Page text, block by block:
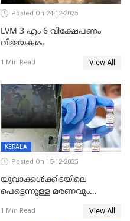
Posted On 24-12-2025
LVM 3 എം 6 വിക്ഷേപണം
വിജയകരം
1 Min Read View All
KERALA
Posted On 15-12-2025
യുവാക്കൾക്കിടയിലെ
പെട്ടെന്നുള്ള മരണവും
എയിംസ് നടത്തിയ പഠനം
1 Min Read View All